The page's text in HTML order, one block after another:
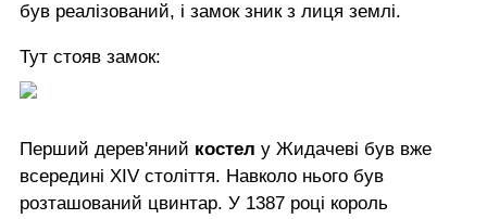
був реалізований, і замок зник з лиця землі.
Тут стояв замок:
Перший дерев'яний костел у Жидачеві був вже
всередині XIV століття. Навколо нього був
розташований цвинтар. У 1387 році король